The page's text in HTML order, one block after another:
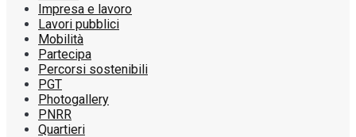
Impresa e lavoro
Lavori pubblici
Mobilità
Partecipa
Percorsi sostenibili
PGT
Photogallery
PNRR
Quartieri